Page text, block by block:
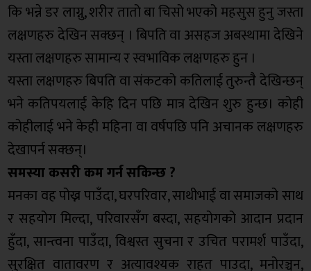
कि भन्ने डर लाग्नु, शरीर तातो बा चिसो भएको महसुस हुनु जस्ता
लक्षणहरु देखिन सक्छन् । बिपति वा असहज अबस्थामा देखिने
यस्ता लक्षणहरु सामान्य र स्वभाविक लक्षणहरु हुन ।
यस्ता लक्षणहरु बिपति वा संकटको कतिलाई तुरुन्तै देखिन्छन्
भने कतिपयलाई केहि दिन पछि मात्र देखिन शुरु हुन्छ। कोही
कोहीलाई भने केही महिना वा वर्षपछि पनि अचानक लक्षणहरु
देखापर्न सक्छन्।
समस्या कसरी कम गर्न सकिन्छ ?
मनका वह पोख्न पाउँदा, घरपरिवार, साथीभाई वा समाजको साथ
र सहयोग मिल्दा, परिवारसँग बस्दा, सहयोगको आदान प्रदान
हुँदा, सान्त्वना पाउँदा, विश्वस्त सुचना र उचित परामर्श पाउँदा,
सुरक्षित वातावरण र अत्यावश्यक राहत पाउदा, मनोरञ्चन,